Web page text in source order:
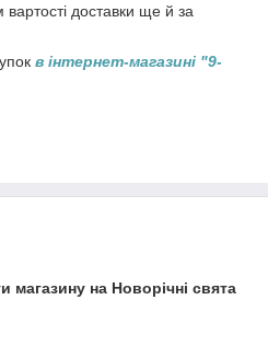
вартості доставки ще й за
в інтернет-магазині "9-
магазину на Новорічні свята